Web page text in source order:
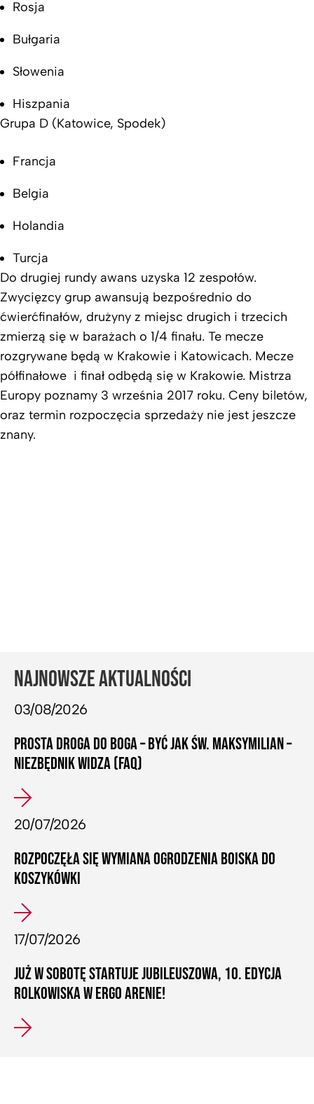
Rosja
Bułgaria
Słowenia
Hiszpania
Grupa D (Katowice, Spodek)
Francja
Belgia
Holandia
Turcja
Do drugiej rundy awans uzyska 12 zespołów.
Zwycięzcy grup awansują bezpośrednio do
ćwierćfinałów, drużyny z miejsc drugich i trzecich
zmierzą się w barażach o 1/4 finału. Te mecze
rozgrywane będą w Krakowie i Katowicach. Mecze
półfinałowe i finał odbędą się w Krakowie. Mistrza
Europy poznamy 3 września 2017 roku. Ceny biletów,
oraz termin rozpoczęcia sprzedaży nie jest jeszcze
znany.
NAJNOWSZE AKTUALNOŚCI
03/08/2026
PROSTA DROGA DO BOGA – BYĆ JAK ŚW. MAKSYMILIAN –
NIEZBĘDNIK WIDZA (FAQ)
20/07/2026
ROZPOCZĘŁA SIĘ WYMIANA OGRODZENIA BOISKA DO
KOSZYKÓWKI
17/07/2026
JUŻ W SOBOTĘ STARTUJE JUBILEUSZOWA, 10. EDYCJA
ROLKOWISKA W ERGO ARENIE!